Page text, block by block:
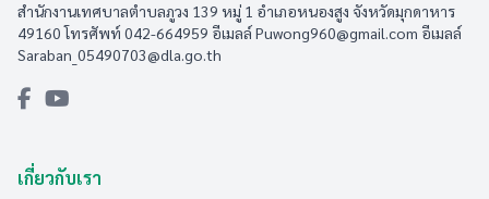
สำนักงานเทศบาลตำบลภูวง 139 หมู่ 1 อำเภอหนองสูง จังหวัดมุกดาหาร
49160 โทรศัพท์ 042-664959 อีเมลล์Puwong960@gmail.com อีเมลล์
Saraban_05490703@dla.go.th
เกี่ยวกับเรา